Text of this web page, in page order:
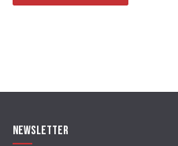
Newsletter